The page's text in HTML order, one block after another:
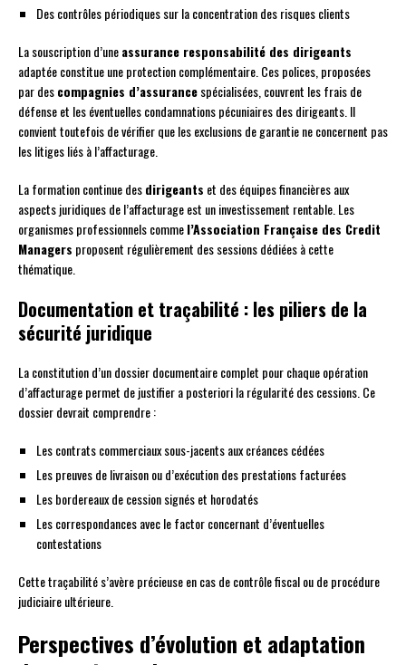
Des contrôles périodiques sur la concentration des risques clients
La souscription d’uneassurance responsabilité des dirigeants
adaptée constitue une protection complémentaire. Ces polices, proposées
par descompagnies d’assurancespécialisées, couvrent les frais de
défense et les éventuelles condamnations pécuniaires des dirigeants. Il
convient toutefois de vérifier que les exclusions de garantie ne concernent pas
les litiges liés à l’affacturage.
La formation continue desdirigeants et des équipes financières aux
aspects juridiques de l’affacturage est un investissement rentable. Les
organismes professionnels commel’Association Française des Credit
Managers proposent régulièrement des sessions dédiées à cette
thématique.
Documentation et traçabilité : les piliers de la
sécurité juridique
La constitution d’un dossier documentaire complet pour chaque opération
d’affacturage permet de justifier a posteriori la régularité des cessions. Ce
dossier devrait comprendre :
Les contrats commerciaux sous-jacents aux créances cédées
Les preuves de livraison ou d’exécution des prestations facturées
Les bordereaux de cession signés et horodatés
Les correspondances avec le factor concernant d’éventuelles
contestations
Cette traçabilité s’avère précieuse en cas de contrôle fiscal ou de procédure
judiciaire ultérieure.
Perspectives d’évolution et adaptation